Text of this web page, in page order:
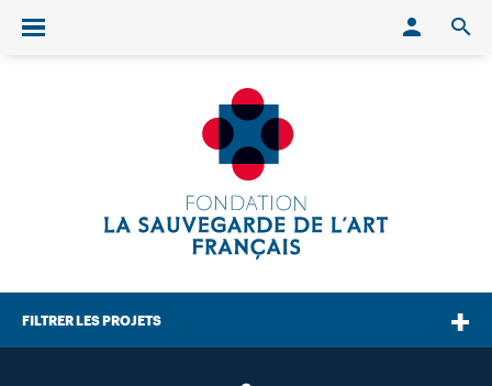
Ouvrir/fermer le menu
FILTRER LES PROJETS